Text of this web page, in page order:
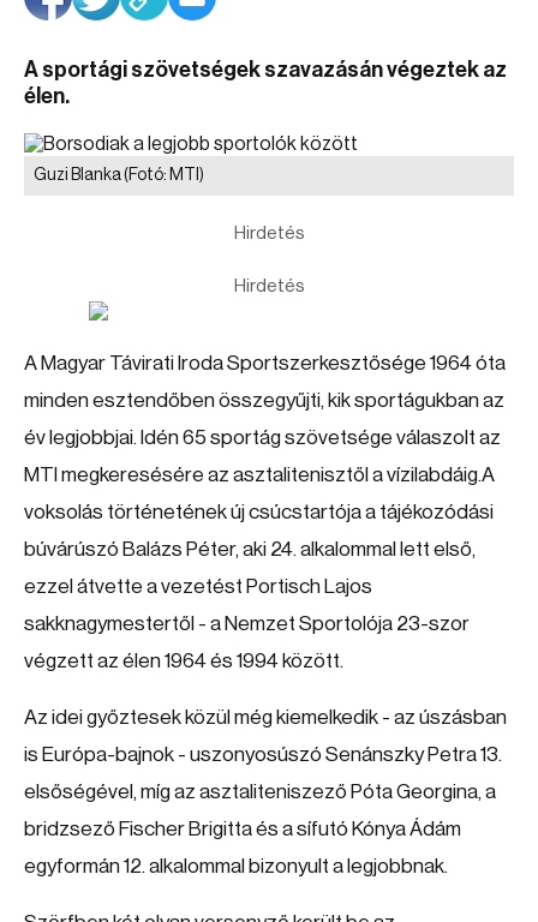
A sportági szövetségek szavazásán végeztek az
élen.
Guzi Blanka(Fotó: MTI)
Hirdetés
Hirdetés
A Magyar Távirati Iroda Sportszerkesztősége 1964 óta
minden esztendőben összegyűjti, kik sportágukban az
év legjobbjai. Idén 65 sportág szövetsége válaszolt az
MTI megkeresésére az asztalitenisztől a vízilabdáig.A
voksolás történetének új csúcstartója a tájékozódási
búvárúszó Balázs Péter, aki 24. alkalommal lett első,
ezzel átvette a vezetést Portisch Lajos
sakknagymestertől - a Nemzet Sportolója 23-szor
végzett az élen 1964 és 1994 között.
Az idei győztesek közül még kiemelkedik - az úszásban
is Európa-bajnok - uszonyosúszó Senánszky Petra 13.
elsőségével, míg az asztaliteniszező Póta Georgina, a
bridzsező Fischer Brigitta és a sífutó Kónya Ádám
egyformán 12. alkalommal bizonyult a legjobbnak.